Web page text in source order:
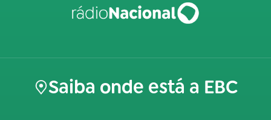
Saiba onde está a EBC